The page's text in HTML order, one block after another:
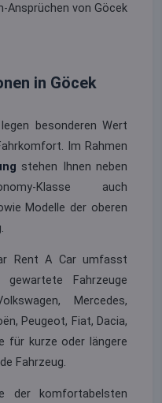
Ansprüchen von Göcek
in Göcek
besonderen Wert
Im Rahmen
stehen Ihnen neben
Klasse auch
Modelle der oberen
Rent A Car umfasst
Fahrzeuge
Mercedes,
Peugeot, Fiat, Dacia,
für kurze oder längere
Fahrzeug.
der komfortabelsten